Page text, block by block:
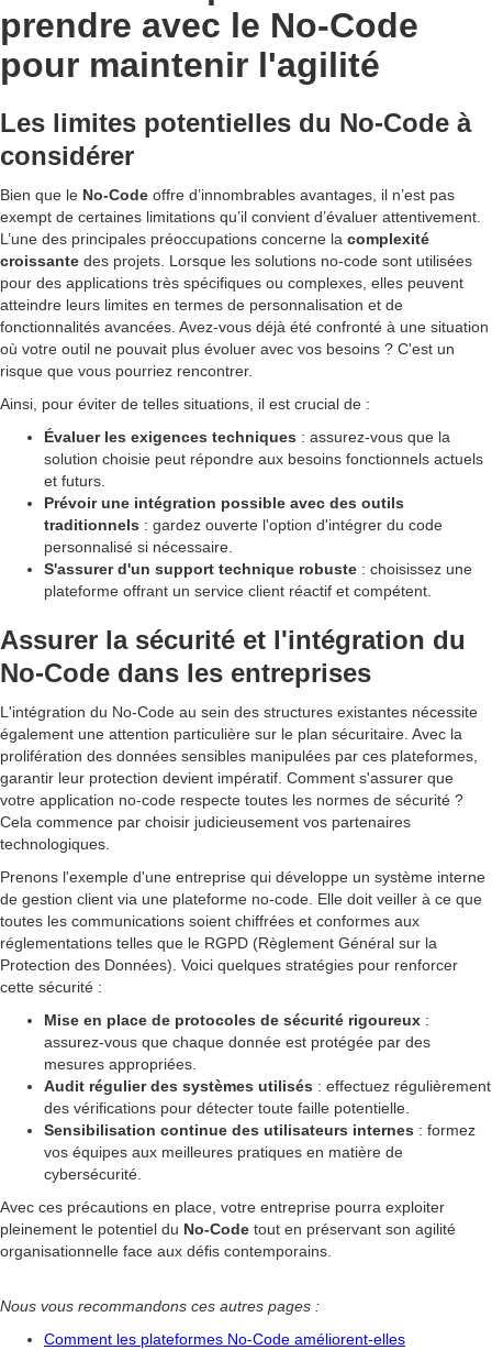
prendre avec le No-Code
pour maintenir l'agilité
Les limites potentielles du No-Code à
considérer
Bien que le No-Code offre d’innombrables avantages, il n’est pas
exempt de certaines limitations qu’il convient d’évaluer attentivement.
L’une des principales préoccupations concerne la complexité
croissante des projets. Lorsque les solutions no-code sont utilisées
pour des applications très spécifiques ou complexes, elles peuvent
atteindre leurs limites en termes de personnalisation et de
fonctionnalités avancées. Avez-vous déjà été confronté à une situation
où votre outil ne pouvait plus évoluer avec vos besoins ? C'est un
risque que vous pourriez rencontrer.
Ainsi, pour éviter de telles situations, il est crucial de :
Évaluer les exigences techniques : assurez-vous que la
solution choisie peut répondre aux besoins fonctionnels actuels
et futurs.
Prévoir une intégration possible avec des outils
traditionnels : gardez ouverte l'option d'intégrer du code
personnalisé si nécessaire.
S'assurer d'un support technique robuste : choisissez une
plateforme offrant un service client réactif et compétent.
Assurer la sécurité et l'intégration du
No-Code dans les entreprises
L'intégration du No-Code au sein des structures existantes nécessite
également une attention particulière sur le plan sécuritaire. Avec la
prolifération des données sensibles manipulées par ces plateformes,
garantir leur protection devient impératif. Comment s'assurer que
votre application no-code respecte toutes les normes de sécurité ?
Cela commence par choisir judicieusement vos partenaires
technologiques.
Prenons l'exemple d'une entreprise qui développe un système interne
de gestion client via une plateforme no-code. Elle doit veiller à ce que
toutes les communications soient chiffrées et conformes aux
réglementations telles que le RGPD (Règlement Général sur la
Protection des Données). Voici quelques stratégies pour renforcer
cette sécurité :
Mise en place de protocoles de sécurité rigoureux :
assurez-vous que chaque donnée est protégée par des
mesures appropriées.
Audit régulier des systèmes utilisés : effectuez régulièrement
des vérifications pour détecter toute faille potentielle.
Sensibilisation continue des utilisateurs internes : formez
vos équipes aux meilleures pratiques en matière de
cybersécurité.
Avec ces précautions en place, votre entreprise pourra exploiter
pleinement le potentiel du No-Code tout en préservant son agilité
organisationnelle face aux défis contemporains.
Nous vous recommandons ces autres pages :
Comment les plateformes No-Code améliorent-elles